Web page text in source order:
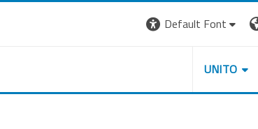
Default Font
UNITO